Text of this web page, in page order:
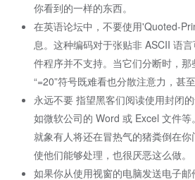
你看到的一样的东西。
在英语论坛中，不要使用'Quoted-
息。这种编码对于张贴非 ASCII 语
件程序并不支持。当它们分断时，
“=20”符号既难看也分散注意力，甚
永远不要 指望黑客们阅读使用封闭
如微软公司的 Word 或 Excel 文件
就象有人将还在冒热气的猪粪倒在
使他们能够处理，也很厌恶这么做。
如果你从使用视窗的电脑发送电子